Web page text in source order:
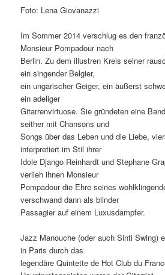
Foto: Lena Giovanazzi
Im Sommer 2014 verschlug es den
Monsieur Pompadour nach
Berlin. Zu dem illustren Kreis seiner
ein singender Belgier,
ein ungarischer Geiger, ein äußerst
ein adeliger
Gitarrenvirtuose. Sie gründeten eine
seither mit Chansons und
Songs über das Leben und die Liebe,
interpretiert im Stil ihrer
Idole Django Reinhardt und Stephane
verlieh ihnen Monsieur
Pompadour die Ehre seines
verschwand dann als blinder
Passagier auf einem Luxusdampfer.
Jazz Manouche (oder auch Sinti Swing)
in Paris durch das
legendäre Quintette de Hot Club du